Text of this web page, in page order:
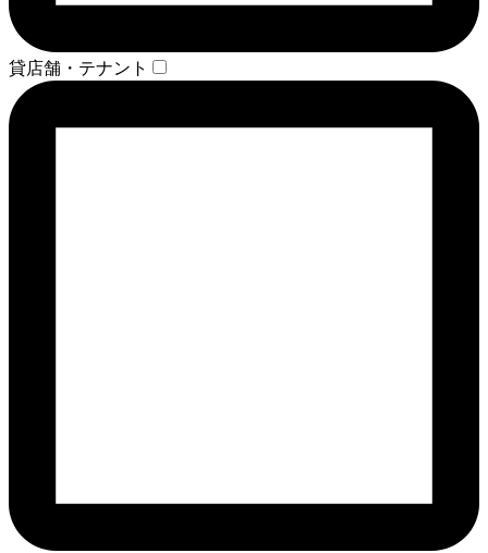
貸店舗・テナント